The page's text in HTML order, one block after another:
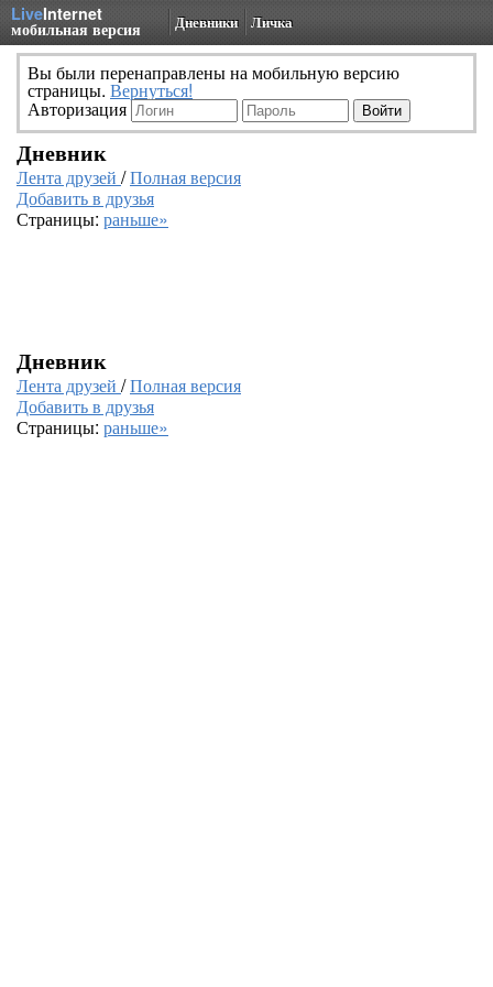
LiveInternet
мобильная версия Дневники Личка
Вы были перенаправлены на мобильную версию
страницы. Вернуться!
Авторизация
Дневник
Лента друзей /Полная версия
Добавить в друзья
Страницы: раньше»
Дневник
Лента друзей /Полная версия
Добавить в друзья
Страницы: раньше»